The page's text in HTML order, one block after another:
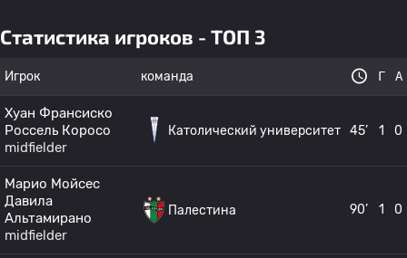
Статистика игроков - ТОП 3
Игрок команда Г А
Хуан Франсиско
Россель Коросо
midfielder
Католический университет 45’ 1 0
Марио Мойсес
Давила
Альтамирано
midfielder
Палестина 90’ 1 0